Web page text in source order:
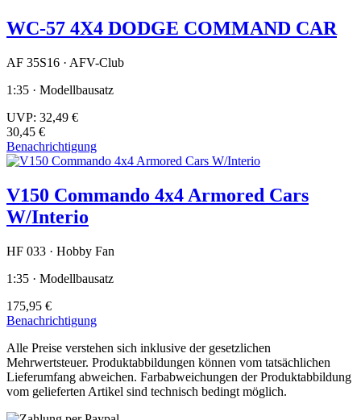
WC-57 4X4 DODGE COMMAND CAR
AF 35S16 · AFV-Club
1:35 · Modellbausatz
UVP: 32,49 €
30,45 €
Benachrichtigung
V150 Commando 4x4 Armored Cars
W/Interio
HF 033 · Hobby Fan
1:35 · Modellbausatz
175,95 €
Benachrichtigung
Alle Preise verstehen sich inklusive der gesetzlichen
Mehrwertsteuer. Produktabbildungen können vom tatsächlichen
Lieferumfang abweichen. Farbabweichungen der Produktabbildung
vom gelieferten Artikel sind technisch bedingt möglich.